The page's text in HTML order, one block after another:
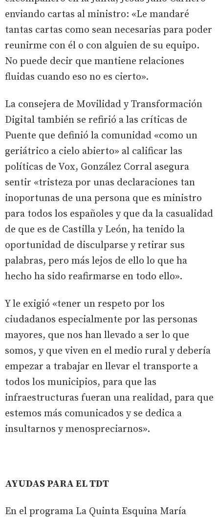
enviando cartas al ministro: «Le mandaré
tantas cartas como sean necesarias para poder
reunirme con él o con alguien de su equipo.
No puede decir que mantiene relaciones
fluidas cuando eso no es cierto».
La consejera de Movilidad y Transformación
Digital también se refirió a las críticas de
Puente que definió la comunidad «como un
geriátrico a cielo abierto» al calificar las
políticas de Vox, González Corral asegura
sentir «tristeza por unas declaraciones tan
inoportunas de una persona que es ministro
para todos los españoles y que da la casualidad
de que es de Castilla y León, ha tenido la
oportunidad de disculparse y retirar sus
palabras, pero más lejos de ello lo que ha
hecho ha sido reafirmarse en todo ello».
Y le exigió «tener un respeto por los
ciudadanos especialmente por las personas
mayores, que nos han llevado a ser lo que
somos, y que viven en el medio rural y debería
empezar a trabajar en llevar el transporte a
todos los municipios, para que las
infraestructuras fueran una realidad, para que
estemos más comunicados y se dedica a
insultarnos y menospreciarnos».
AYUDAS PARA EL TDT
En el programa La Quinta Esquina María